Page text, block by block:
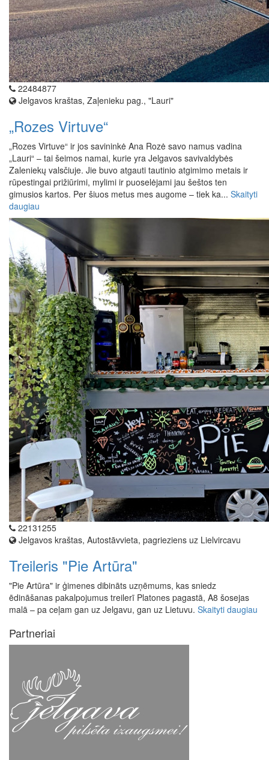
22484877
Jelgavos kraštas, Zaļenieku pag., "Lauri"
„Rozes Virtuve“
„Rozes Virtuve“ ir jos savininkė Ana Rozė savo namus vadina
„Lauri“ – tai šeimos namai, kurie yra Jelgavos savivaldybės
Zaleniekų valsčiuje. Jie buvo atgauti tautinio atgimimo metais ir
rūpestingai prižiūrimi, mylimi ir puoselėjami jau šeštos ten
gimusios kartos. Per šiuos metus mes augome – tiek ka... Skaityti
daugiau
22131255
Jelgavos kraštas, Autostāvvieta, pagrieziens uz Lielvircavu
Treileris "Pie Artūra"
"Pie Artūra" ir ģimenes dibināts uzņēmums, kas sniedz
ēdināšanas pakalpojumus treilerī Platones pagastā, A8 šosejas
malā – pa ceļam gan uz Jelgavu, gan uz Lietuvu. Skaityti daugiau
Partneriai